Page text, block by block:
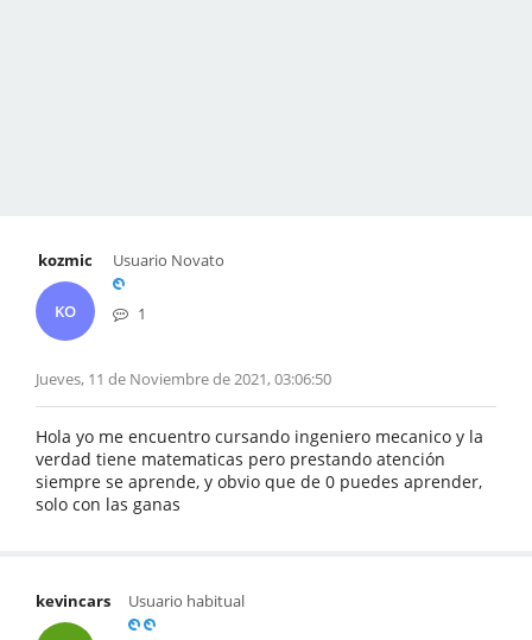
kozmic
KO
Usuario Novato
1
Jueves, 11 de Noviembre de 2021, 03:06:50
Hola yo me encuentro cursando ingeniero mecanico y la
verdad tiene matematicas pero prestando atención
siempre se aprende, y obvio que de 0 puedes aprender,
solo con las ganas
kevincars Usuario habitual